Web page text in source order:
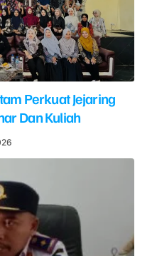
Perkuat Jejaring
Dan Kuliah